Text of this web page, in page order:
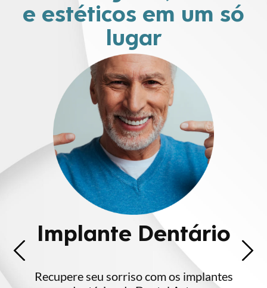
e estéticos em um só
lugar
Implante Dentário
Recupere seu sorriso com os implantes